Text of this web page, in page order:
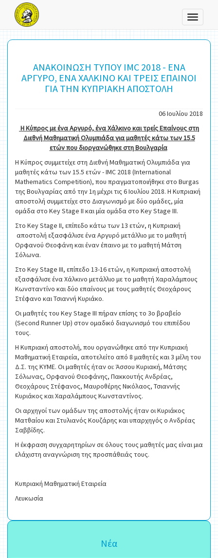
Toggle
ΑΝΑΚΟΙΝΩΣΗ ΤΥΠΟΥ IMC 2018 - ΕΝΑ
ΑΡΓΥΡΟ, ΕΝΑ ΧΑΛΚΙΝΟ ΚΑΙ ΤΡΕΙΣ ΕΠΑΙΝΟΙ
ΓΙΑ ΤΗΝ ΚΥΠΡΙΑΚΗ ΑΠΟΣΤΟΛΗ
06 Ιουλίου 2018
Η Κύπρος με ένα Αργυρό, ένα Χάλκινο και τρείς Επαίνους στη
Διεθνή Μαθηματική Ολυμπιάδα για μαθητές κάτω των 15.5
ετών που διοργανώθηκε στη Βουλγαρία
Η Κύπρος συμμετείχε στη Διεθνή Μαθηματική Ολυμπιάδα για
μαθητές κάτω των 15.5 ετών - IMC 2018 (International
Mathematics Competition), που πραγματοποιήθηκε στo Burgas
της Βουλγαρίας από την 1η μέχρι τις 6 Ιουλίου 2018. Η Κυπριακή
αποστολή συμμετείχε στο Διαγωνισμό με δύο ομάδες, μία
ομάδα στο Key Stage II και μία ομάδα στο Key Stage III.
Στο Key Stage II, επίπεδο κάτω των 13 ετών, η Κυπριακή
αποστολή εξασφάλισε ένα Αργυρό μετάλλιο με το μαθητή
Ορφανού Θεοφάνη και έναν έπαινο με το μαθητή Μάτση
Σόλωνα.
Στο Key Stage III, επίπεδο 13-16 ετών, η Κυπριακή αποστολή
εξασφάλισε ένα Χάλκινο μετάλλιο με το μαθητή Χαραλάμπους
Κωνσταντίνο και δύο επαίνους με τους μαθητές Θεοχάρους
Στέφανο και Τσιαννή Κυριάκο.
Οι μαθητές του Key Stage III πήραν επίσης το 3ο βραβείο
(Second Runner Up) στον ομαδικό διαγωνισμό του επιπέδου
τους.
Η Κυπριακή αποστολή, που οργανώθηκε από την Κυπριακή
Μαθηματική Εταιρεία, αποτελείτο από 8 μαθητές και 3 μέλη του
Δ.Σ. της ΚΥΜΕ. Οι μαθητές ήταν οι: Άσσου Κυριακή, Μάτσης
Σόλωνας, Ορφανού Θεοφάνης, Πακκουτής Ανδρέας,
Θεοχάρους Στέφανος, Μαυροθέρης Νικόλαος, Τσιαννής
Κυριάκος και Χαραλάμπους Κωνσταντίνος.
Οι αρχηγοί των ομάδων της αποστολής ήταν οι Κυριάκος
Ματθαίου και Στυλιανός Κουζάρης και υπαρχηγός ο Ανδρέας
Σαββίδης.
Η έκφραση συγχαρητηρίων σε όλους τους μαθητές μας είναι μια
ελάχιστη αναγνώριση της προσπάθειάς τους.
Κυπριακή Μαθηματική Εταιρεία
Λευκωσία
Νέα